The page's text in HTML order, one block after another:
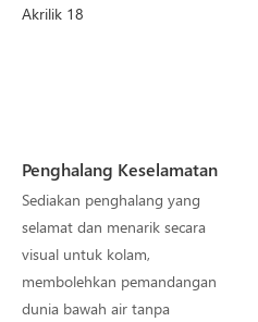
Penghalang Keselamatan
Sediakan penghalang yang
selamat dan menarik secara
visual untuk kolam,
membolehkan pemandangan
dunia bawah air tanpa